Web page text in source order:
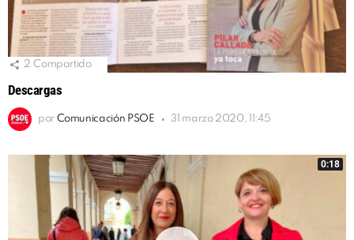
2 Compartido
Descargas
por Comunicación PSOE 31 marzo 2020, 11:45
0:18